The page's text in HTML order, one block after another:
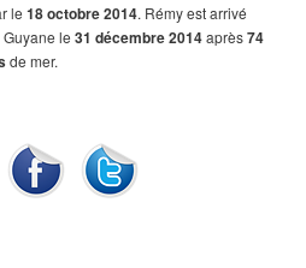
le18 octobre 2014. Rémy est arrivé
Guyane le31 décembre 2014après74
de mer.